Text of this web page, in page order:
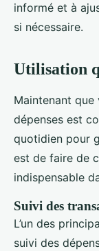
informé et à
si nécessaire.
Utilisation
Maintenant
dépenses est
quotidien pour
est de faire de
indispensable
Suivi des
L’un des
suivi des